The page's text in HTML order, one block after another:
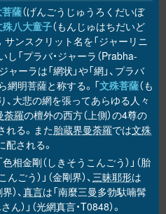
薩（げんごうじゅうろくだいぼ
殊八大童子（もんじゅはちだいど
サンスクリット名を「ジャーリニ
し「プラバ・ジャーラ（Prabha-
ャーラは「網状」や「網」、プラバ
網明菩薩と称する。「文殊菩薩（も
、大悲の網を張ってあらゆる人々
荼羅の檀外の西方（上側）の4尊の
れる。また胎蔵界曼荼羅では文殊
配される。
色相金剛（しきそうこんごう）」（胎
ごう）」（金剛界）、三昧耶形は
）、真言は「南麼三曼多勃馱喃髯
）」（光網真言・T0848）。